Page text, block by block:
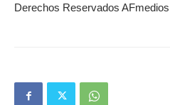
Derechos Reservados AFmedios